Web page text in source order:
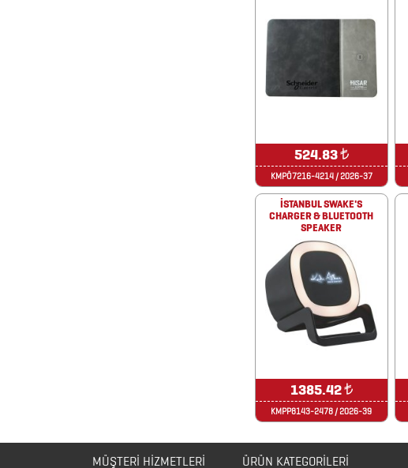
524.83₺
KMPÖ7216-4214 / 2026-37
İSTANBUL SWAKE'S
CHARGER & BLUETOOTH
SPEAKER
1385.42₺
KMPP8143-2478 / 2026-39
MÜŞTERİ HİZMETLERİ ÜRÜN KATEGORILERI